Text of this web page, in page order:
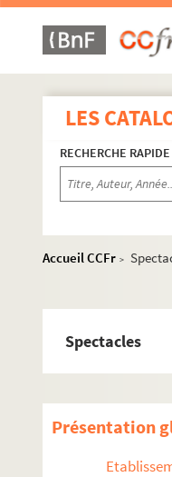
LES
RECHERCHE RAPIDE
Accueil CCFr >
Spectacles
Présentation
1er